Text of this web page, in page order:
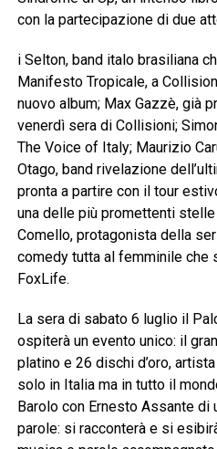
con la partecipazione di due
i Selton, band italo brasiliana
Manifesto Tropicale, a
nuovo album; Max Gazzè, già
venerdì sera di Collisioni;
The Voice of Italy; Maurizio
Otago, band rivelazione
pronta a partire con il tour
una delle più promettenti
Comello, protagonista della
comedy tutta al femminile che
FoxLife.
La sera di sabato 6 luglio il
ospiterà un evento unico: il
platino e 26 dischi d’oro,
solo in Italia ma in tutto il
Barolo con Ernesto Assante di
parole: si racconterà e si